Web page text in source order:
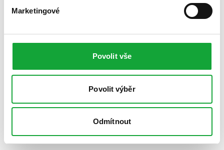
Marketingové
Povolit vše
Povolit výběr
Odmítnout